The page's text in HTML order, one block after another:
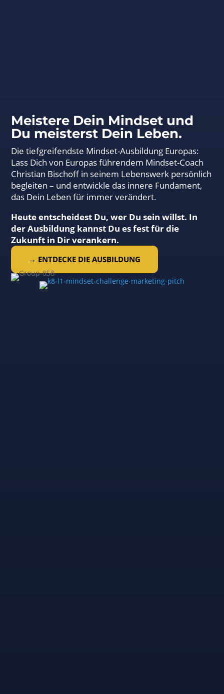
Meistere Dein Mindset und
Du meisterst Dein Leben.
Die tiefgreifendste Mindset-Ausbildung Europas:
Lass Dich von Europas führendem Mindset-Coach
Christian Bischoff in seinem Lebenswerk persönlich
begleiten – und entwickle das innere Fundament,
das Dein Leben für immer verändert.
Heute entscheidest Du, wer Du sein willst. In
der Ausbildung kannst Du es fest für die
Zukunft in Dir verankern.
→ ENTDECKE DIE AUSBILDUNG